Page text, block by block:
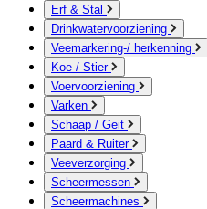
Erf & Stal
Drinkwatervoorziening
Veemarkering-/ herkenning
Koe / Stier
Voervoorziening
Varken
Schaap / Geit
Paard & Ruiter
Veeverzorging
Scheermessen
Scheermachines